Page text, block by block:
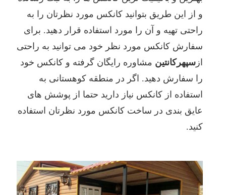
و از این طریق بتوانید کانکس مورد نظرتان را به
راحتی تهیه و آن را مورد استفاده قرار دهید. برای
سفارش کانکس مورد نظر خود می توانید به راحتی
از سپهرکانتین مشاوره رایگان گرفته و کانکس خود
را سفارش دهید. اگر در منطقه کوهستانی به
استفاده از کانکس نیاز دارید حتما از پوشش های
عایق بندی در ساخت کانکس مورد نظرتان استفاده
کنید.